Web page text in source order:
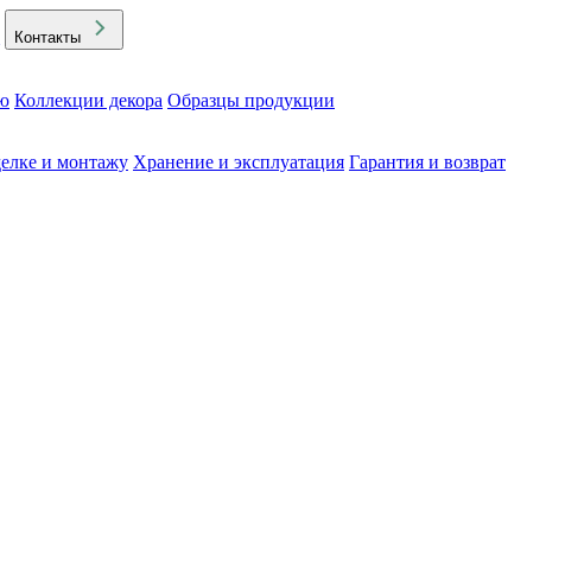
Контакты
Коллекции декора Образцы продукции
и монтажу Хранение и эксплуатация Гарантия и возврат